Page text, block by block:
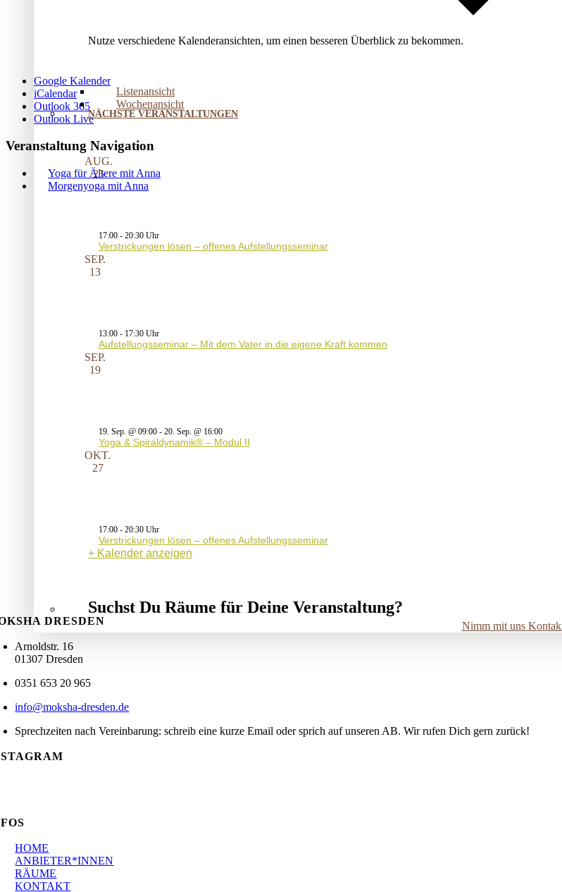
Nutze verschiedene Kalenderansichten, um einen besseren Überblick zu bekommen.
Listenansicht
Wochenansicht
NÄCHSTE VERANSTALTUNGEN
AUG.
25
17:00 - 20:30
Verstrickungen lösen – offenes Aufstellungsseminar
SEP.
13
13:00 - 17:30
Aufstellungsseminar – Mit dem Vater in die eigene Kraft kommen
SEP.
19
19. Sep. @ 09:00 - 20. Sep. @ 16:00
Yoga & Spiraldynamik® – Modul II
OKT.
27
17:00 - 20:30
Verstrickungen lösen – offenes Aufstellungsseminar
Kalender anzeigen
Suchst Du Räume für Deine Veranstaltung?
Nimm mit uns
Google Kalender
iCalendar
Outlook 365
Outlook Live
Veranstaltung Navigation
Yoga für Ältere mit Anna
Morgenyoga mit Anna
DRESDEN
Arnoldstr. 16
01307 Dresden
0351 653 20 965
info@moksha-dresden.de
Sprechzeiten nach Vereinbarung: schreib eine kurze Email oder sprich auf unseren AB. Wir rufen Dich gern zurück!
HOME
ANBIETER*INNEN
RÄUME
KONTAKT